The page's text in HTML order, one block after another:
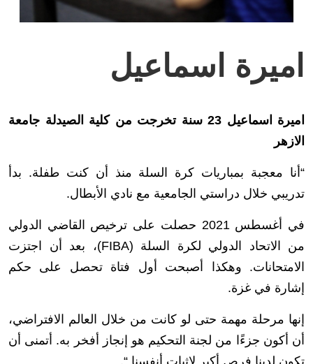
اميرة اسماعيل
اميرة اسماعيل 23 سنة تخرجت من كلية الصيدلة جامعة
الازهر
“أنا معجبة بمباريات كرة السلة منذ أن كنت طفلة. بدأ
تدريبي خلال دراستي الجامعية مع نادي الأبطال.
في أغسطس 2021 حصلت على ترخيص القاضي الدولي
من الاتحاد الدولي لكرة السلة (FIBA)، بعد أن اجتزت
الامتحانات. وهكذا أصبحت أول فتاة تحصل على حكم
إشارة في غزة.
إنها مرحلة مهمة حتى لو كانت من خلال العالم الافتراضي،
أن أكون جزءًا من لجنة التحكيم هو إنجاز أفخر به. أتمنى أن
تكون لدينا فرص أكبر لإثبات أنفسنا “.